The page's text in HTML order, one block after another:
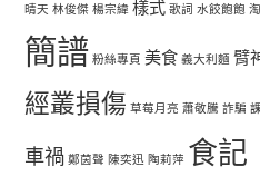
晴天 林俊傑 楊宗緯 樣式 歌詞 水餃飽飽
簡譜 粉絲專頁 美食 義大利麵 臂
經叢損傷 草莓月亮 蕭敬騰 詐騙
車禍 鄭茵聲 陳奕迅 陶莉萍 食記